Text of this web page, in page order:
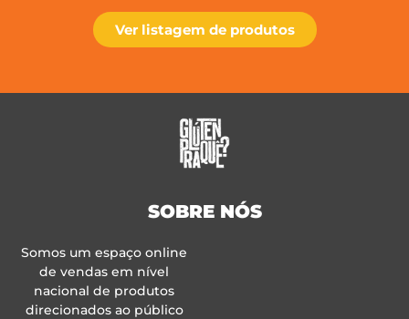
Ver listagem de produtos
SOBRE NÓS
Somos um espaço online
de vendas em nível
nacional de produtos
direcionados ao público